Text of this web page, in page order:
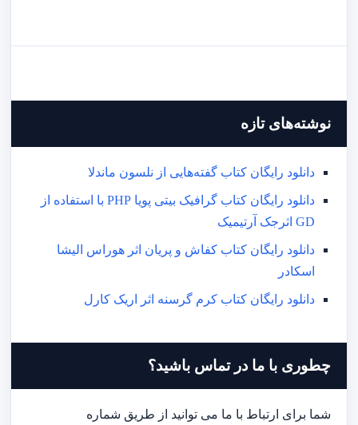
نوشته‌های تازه
دانلود رایگان کتاب گفته‌هایی از نلسون ماندلا
دانلود رایگان کتاب گرافیک بیتی پویا PHP با استفاده از
GD اثرجک آرتیمیک
دانلود رایگان کتاب کفاش و پریان اثر هوراس الیشا
اسکادر
دانلود رایگان کتاب کرم گرسنه اثر اریک کارل
چطوری با ما در تماس باشید؟
شما برای ارتباط با ما می توانید از طریق شماره